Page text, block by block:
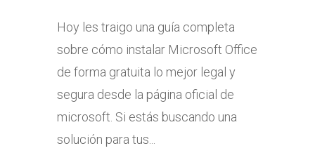
Hoy les traigo una guía completa
sobre cómo instalar Microsoft Office
de forma gratuita lo mejor legal y
segura desde la página oficial de
microsoft. Si estás buscando una
solución para tus...